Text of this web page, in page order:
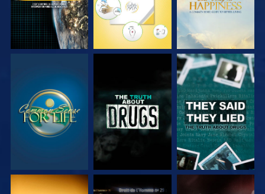
REGARDER REGARDER REGARDER